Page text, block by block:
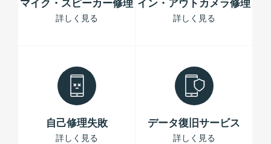
マイク・スピーカー修理
詳しく見る
イン・アウトカメラ修理
詳しく見る
自己修理失敗
詳しく見る
データ復旧サービス
詳しく見る